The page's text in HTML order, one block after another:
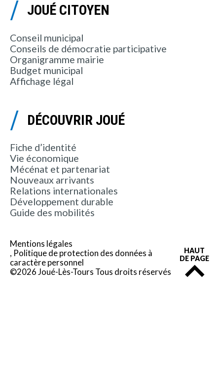
JOUÉ CITOYEN
Conseil municipal
Conseils de démocratie participative
Organigramme mairie
Budget municipal
Affichage légal
DÉCOUVRIR JOUÉ
Fiche d’identité
Vie économique
Mécénat et partenariat
Nouveaux arrivants
Relations internationales
Développement durable
Guide des mobilités
Mentions légales
Politique de protection des données à
caractère personnel
©2026 Joué-Lès-Tours Tous droits réservés
HAUT
DE PAGE